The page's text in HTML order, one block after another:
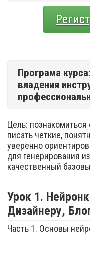
Програма
владения
Цель:
писать четкие,
уверенно
для генерирования
качественный
Урок 1.
Дизайнеру,
Часть 1. Основы